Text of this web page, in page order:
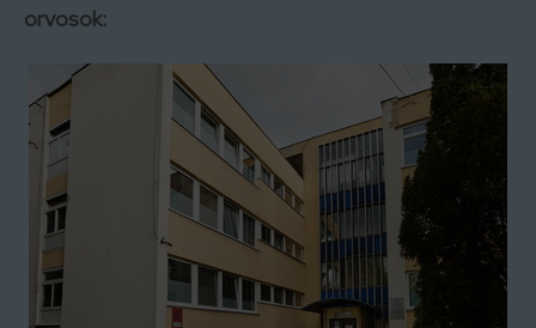
orvosok: